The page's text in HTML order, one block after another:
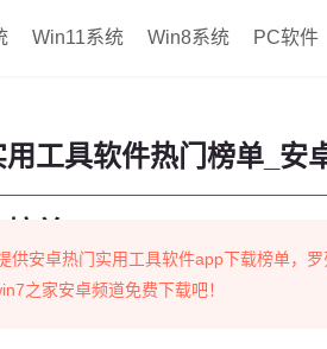
Win11系统 Win8系统 PC软件
工具软件热门榜单_安
供安卓热门实用工具软件app下载榜单，
之家安卓频道免费下载吧！